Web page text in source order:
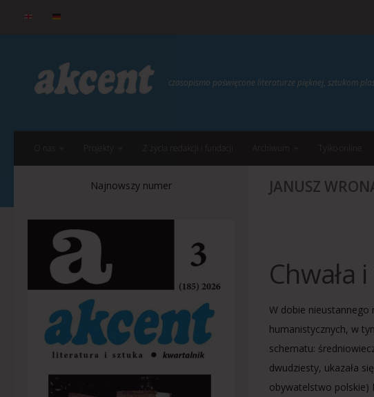
Przejdź do treści
czasopismo poświęcone literaturze pięknej, sztukom
Projekty Z życia redakcji i fundacji Archiwum Tylko online
JANUSZ
Chwała
W dobie
humanistycznych, w
schematu:
dwudziesty, ukazała
obywatelstwo polskie)
Najnowszy numer